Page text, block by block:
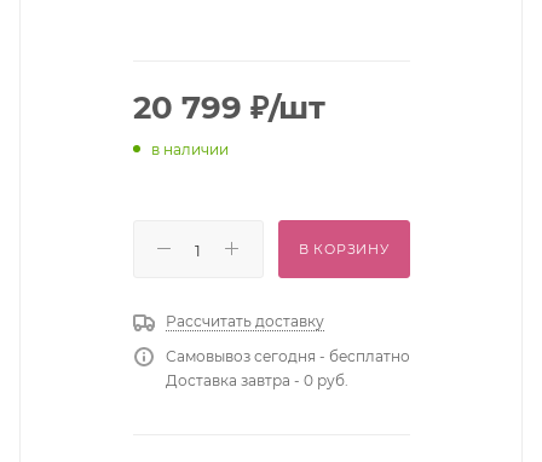
20 799 ₽/шт
в наличии
В КОРЗИНУ
Рассчитать доставку
Самовывоз сегодня - бесплатно
Доставка завтра - 0 руб.